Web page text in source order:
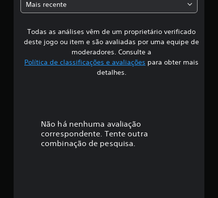
s
s
Mais recente
Todas as análises vêm de um proprietário verificado
deste jogo ou item e são avaliadas por uma equipe de
moderadores. Consulte a
Política de classificações e avaliações para obter mais
detalhes.
Não há nenhuma avaliação
correspondente. Tente outra
combinação de pesquisa.